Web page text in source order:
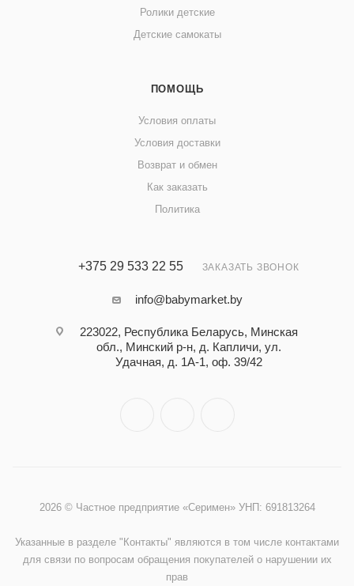
Ролики детские
Детские самокаты
ПОМОЩЬ
Условия оплаты
Условия доставки
Возврат и обмен
Как заказать
Политика
+375 29 533 22 55 ЗАКАЗАТЬ ЗВОНОК
info@babymarket.by
223022, Республика Беларусь, Минская
обл., Минский р-н, д. Капличи, ул.
Удачная, д. 1А-1, оф. 39/42
2026 © Частное предприятие «Серимен» УНП: 691813264
Указанные в разделе "Контакты" являются в том числе контактами
для связи по вопросам обращения покупателей о нарушении их
прав